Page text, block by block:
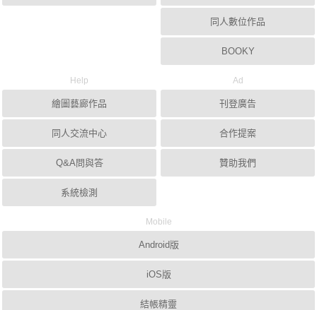
同人數位作品
BOOKY
Help
繪圖藝廊作品
同人交流中心
Q&A問與答
系統檢測
Ad
刊登廣告
合作提案
贊助我們
Mobile
Android版
iOS版
結帳精靈